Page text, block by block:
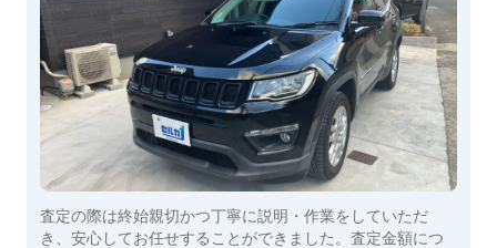
査定の際は終始親切かつ丁寧に説明・作業をしていただ
き、安心してお任せすることができました。査定金額につ